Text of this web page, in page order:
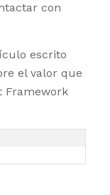
con
escrito
el valor que
Framework